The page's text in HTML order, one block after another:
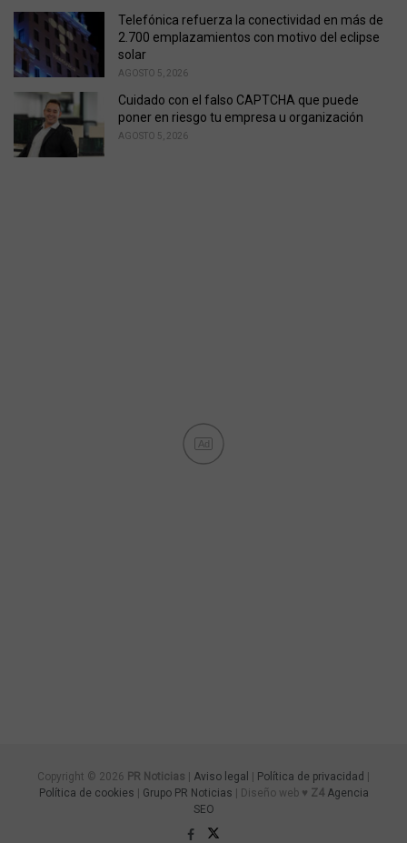
Telefónica refuerza la conectividad en más de
2.700 emplazamientos con motivo del eclipse
solar
AGOSTO 5, 2026
Cuidado con el falso CAPTCHA que puede
poner en riesgo tu empresa u organización
AGOSTO 5, 2026
Ad
Copyright © 2026 PR Noticias | Aviso legal | Política de privacidad |
Política de cookies | Grupo PR Noticias | Diseño web ♥ Z4 Agencia
SEO